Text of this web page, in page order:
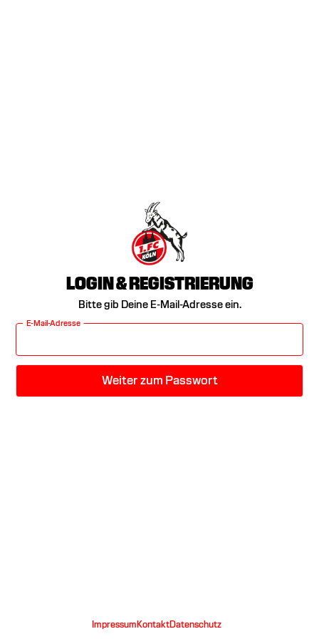
LOGIN & REGISTRIERUNG
Bitte gib Deine E-Mail-Adresse ein.
E-Mail-Adresse
ImpressumKontaktDatenschutz